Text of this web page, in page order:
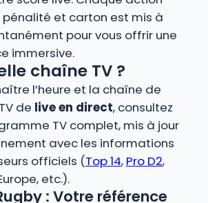
pénalité et carton est mis à
pour vous offrir une
immersive.
chaîne TV ?
l’heure et la chaîne de
de live en direct, consultez
TV complet, mis à jour
avec les informations
officiels (Top 14, Pro D2,
etc.).
: Votre référence